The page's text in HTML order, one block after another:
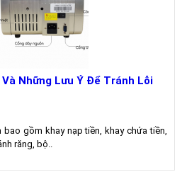
Những Lưu Ý Để Tránh Lỗi
gồm khay nạp tiền, khay chứa tiền,
răng, bộ..